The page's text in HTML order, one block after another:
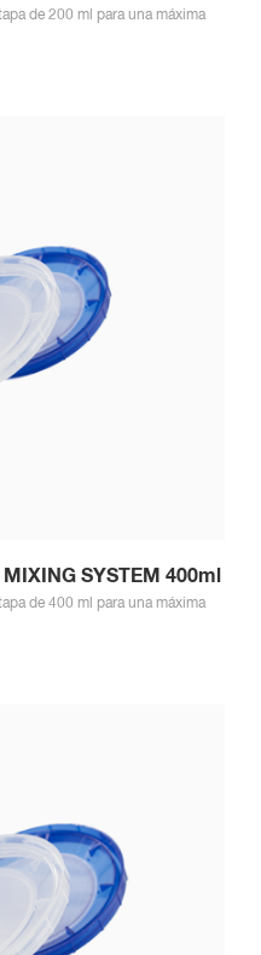
de 200 ml para una máxima
SYSTEM 400ml
de 400 ml para una máxima